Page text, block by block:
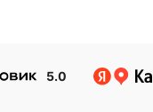
5.0